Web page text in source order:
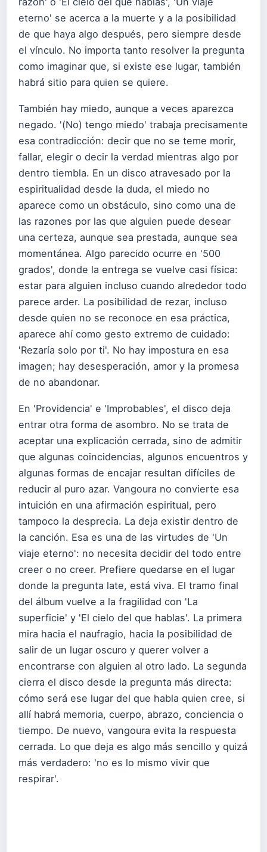
eterno' se acerca a la muerte y a la posibilidad
de que haya algo después, pero siempre desde
el vínculo. No importa tanto resolver la pregunta
como imaginar que, si existe ese lugar, también
habrá sitio para quien se quiere.
También hay miedo, aunque a veces aparezca
negado. '(No) tengo miedo' trabaja precisamente
esa contradicción: decir que no se teme morir,
fallar, elegir o decir la verdad mientras algo por
dentro tiembla. En un disco atravesado por la
espiritualidad desde la duda, el miedo no
aparece como un obstáculo, sino como una de
las razones por las que alguien puede desear
una certeza, aunque sea prestada, aunque sea
momentánea. Algo parecido ocurre en '500
grados', donde la entrega se vuelve casi física:
estar para alguien incluso cuando alrededor todo
parece arder. La posibilidad de rezar, incluso
desde quien no se reconoce en esa práctica,
aparece ahí como gesto extremo de cuidado:
'Rezaría solo por ti'. No hay impostura en esa
imagen; hay desesperación, amor y la promesa
de no abandonar.
En 'Providencia' e 'Improbables', el disco deja
entrar otra forma de asombro. No se trata de
aceptar una explicación cerrada, sino de admitir
que algunas coincidencias, algunos encuentros y
algunas formas de encajar resultan difíciles de
reducir al puro azar. Vangoura no convierte esa
intuición en una afirmación espiritual, pero
tampoco la desprecia. La deja existir dentro de
la canción. Esa es una de las virtudes de 'Un
viaje eterno': no necesita decidir del todo entre
creer o no creer. Prefiere quedarse en el lugar
donde la pregunta late, está viva. El tramo final
del álbum vuelve a la fragilidad con 'La
superficie' y 'El cielo del que hablas'. La primera
mira hacia el naufragio, hacia la posibilidad de
salir de un lugar oscuro y querer volver a
encontrarse con alguien al otro lado. La segunda
cierra el disco desde la pregunta más directa:
cómo será ese lugar del que habla quien cree, si
allí habrá memoria, cuerpo, abrazo, conciencia o
tiempo. De nuevo, vangoura evita la respuesta
cerrada. Lo que deja es algo más sencillo y quizá
más verdadero: 'no es lo mismo vivir que
respirar'.